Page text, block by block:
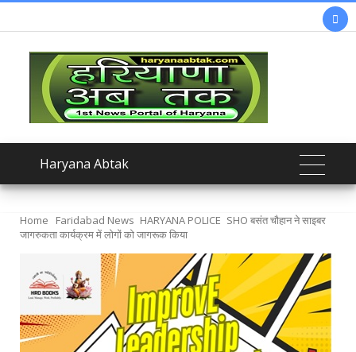

Haryana Abtak
Home Faridabad News HARYANA POLICE SHO बसंत चौहान ने साइबर
जागरुकता कार्यक्रम में लोगों को जागरूक किया